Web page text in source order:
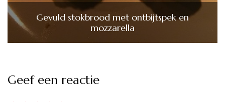
Gevuld stokbrood met ontbijtspek en
mozzarella
Geef een reactie